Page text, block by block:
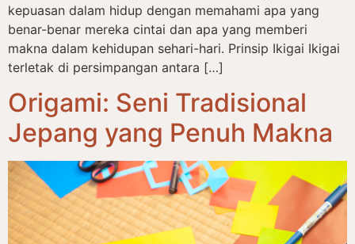
kepuasan dalam hidup dengan memahami apa yang
benar-benar mereka cintai dan apa yang memberi
makna dalam kehidupan sehari-hari. Prinsip Ikigai Ikigai
terletak di persimpangan antara […]
Origami: Seni Tradisional
Jepang yang Penuh Makna